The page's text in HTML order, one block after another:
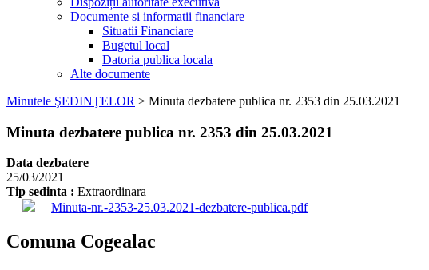
Documente si informatii financiare
Situatii Financiare
Bugetul local
Datoria publica locala
Alte documente
Minutele ŞEDINŢELOR > Minuta dezbatere publica nr. 2353 din 25.03.2021
Minuta dezbatere publica nr. 2353 din 25.03.2021
Data dezbatere
25/03/2021
Tip sedinta : Extraordinara
Minuta-nr.-2353-25.03.2021-dezbatere-publica.pdf
Comuna Cogealac